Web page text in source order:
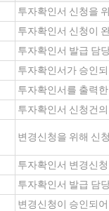
투자확인서 신청을
투자확인서 신청이
투자확인서 발급 담
투자확인서가 승인
투자확인서를 출력
투자확인서 신청건
변경신청을 위해 신
투자확인서 변경신
투자확인서 발급 담
변경신청이 승인되